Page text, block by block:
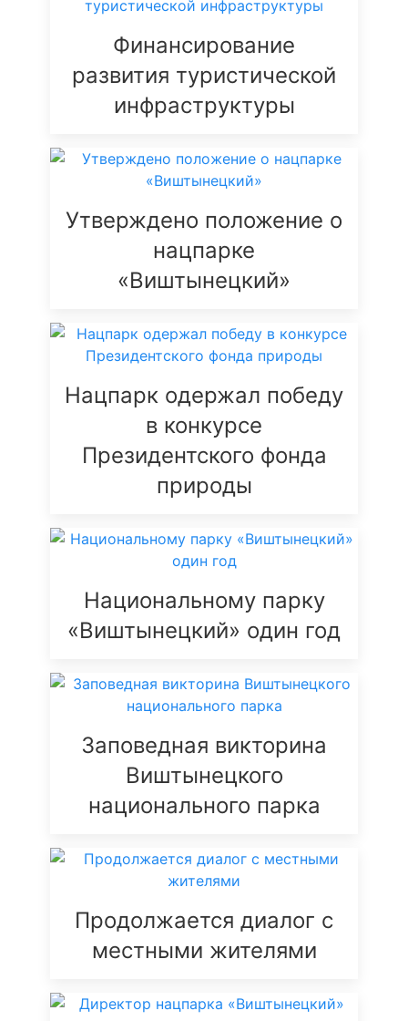
Финансирование
развития туристической
инфраструктуры
Утверждено положение о
нацпарке
«Виштынецкий»
Нацпарк одержал победу
в конкурсе
Президентского фонда
природы
Национальному парку
«Виштынецкий» один год
Заповедная викторина
Виштынецкого
национального парка
Продолжается диалог с
местными жителями